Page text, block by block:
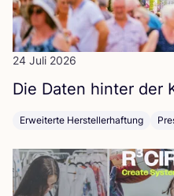
24 Juli 2026
Die Daten hin­ter der
Erweiterte Herstellerhaftung